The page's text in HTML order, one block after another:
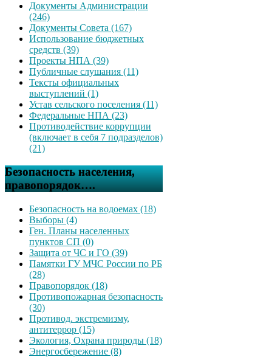
Документы Администрации
(246)
Документы Совета (167)
Использование бюджетных
средств (39)
Проекты НПА (39)
Публичные слушания (11)
Тексты официальных
выступлений (1)
Устав сельского поселения (11)
Федеральные НПА (23)
Противодействие коррупции
(включает в себя 7 подразделов)
(21)
Безопасность населения,
правопорядок….
Безопасность на водоемах (18)
Выборы (4)
Ген. Планы населенных
пунктов СП (0)
Защита от ЧС и ГО (39)
Памятки ГУ МЧС России по РБ
(28)
Правопорядок (18)
Противопожарная безопасность
(30)
Противод. экстремизму,
антитеррор (15)
Экология, Охрана природы (18)
Энергосбережение (8)